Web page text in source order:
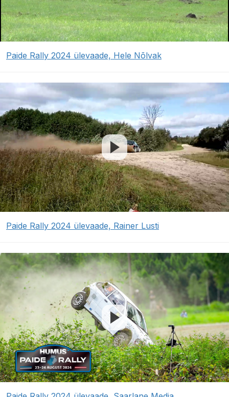
Paide Rally 2024 ülevaade, Hele Nõlvak
Paide Rally 2024 ülevaade, Rainer Lusti